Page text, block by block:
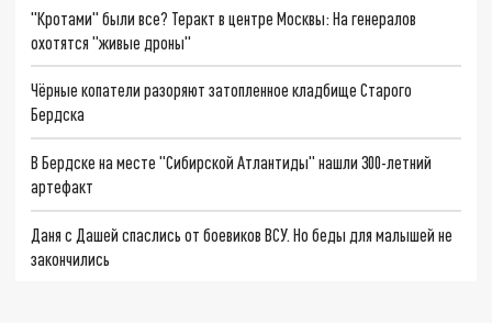
"Кротами" были все? Теракт в центре Москвы: На генералов
охотятся "живые дроны"
Чёрные копатели разоряют затопленное кладбище Старого
Бердска
В Бердске на месте "Сибирской Атлантиды" нашли 300-летний
артефакт
Даня с Дашей спаслись от боевиков ВСУ. Но беды для малышей не
закончились